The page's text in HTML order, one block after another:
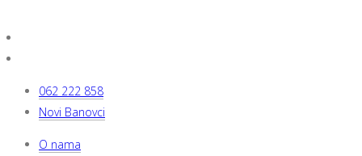
062 222 858
Novi Banovci
O nama